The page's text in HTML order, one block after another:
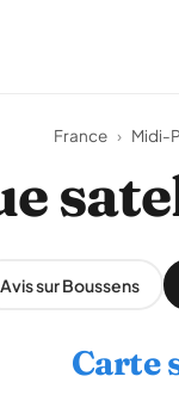
France › Midi-
Avis sur Boussens
Carte